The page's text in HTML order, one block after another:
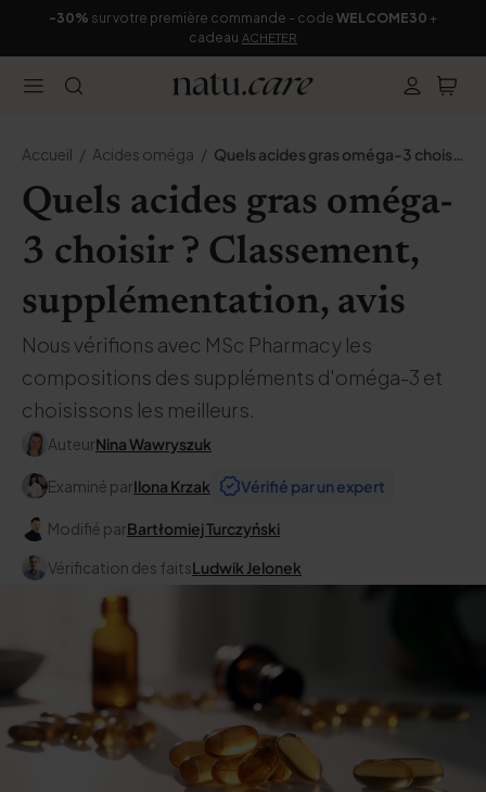
-30% sur votre première commande - code WELCOME30 +
cadeau ACHETER
Accueil Acides oméga Quels acides gras oméga-3 choisir ?
Quels acides gras oméga-
3 choisir ? Classement,
supplémentation, avis
Nous vérifions avec MSc Pharmacy les
compositions des suppléments d'oméga-3 et
choisissons les meilleurs.
AuteurNina Wawryszuk
Examiné parIlona Krzak Vérifié par un expert
Modifié parBartłomiej Turczyński
Vérification des faitsLudwik Jelonek